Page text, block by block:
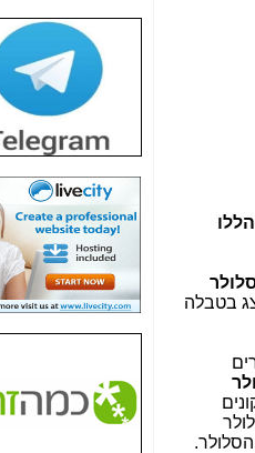
בטבלה
הסלולר -כאן
חשיפת מה שלא
רוצים שתדעו
פריסת אנלימיטד
(בניחוח בלתי
כאן
חשיפה: איוב קרא
אישר לקבוצת
בדיוק מה שביבי
כאן
האם השר איוב
היה צריך בכלל
האם ביבי וקרא
בכלל תמורה עבור
ההטבות